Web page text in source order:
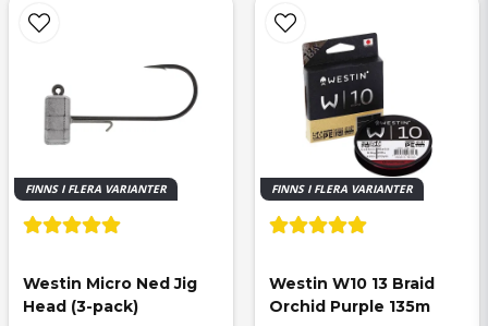
FINNS I FLERA VARIANTER
Westin Micro Ned Jig
Head (3-pack)
FINNS I FLERA VARIANTER
Westin W10 13 Braid
Orchid Purple 135m